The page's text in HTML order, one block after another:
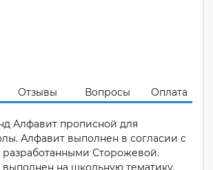
Отзывы Вопросы Оплата
Алфавит прописной для
Алфавит выполнен в согласии с
Сторожевой.
выполнен на школьную тематику.